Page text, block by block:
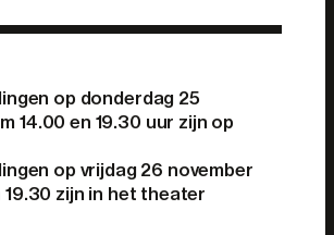
op donderdag 25
14.00 en 19.30 uur zijn op
op vrijdag 26 november
19.30 zijn in het theater